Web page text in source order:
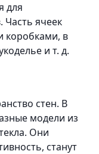
для
Часть ячеек
коробками, в
и т. д.
стен. В
модели из
Они
станут